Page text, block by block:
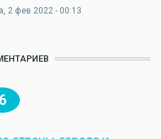
, 2 фев 2022 - 00:13
6